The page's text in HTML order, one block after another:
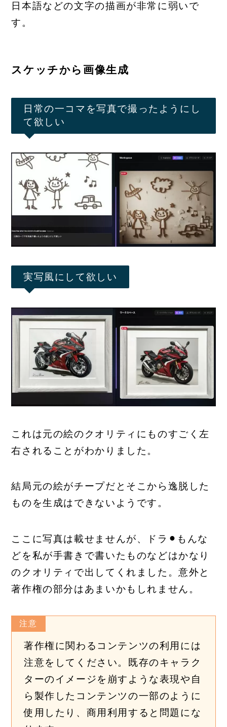
日本語などの文字の描画が非常に弱いで
す。
スケッチから画像生成
日常の一コマを写真で撮ったようにし
て欲しい
実写風にして欲しい
これは元の絵のクオリティにものすごく左
右されることがわかりました。
結局元の絵がチープだとそこから逸脱した
ものを生成はできないようです。
ここに写真は載せませんが、ドラ⚫︎もんな
どを私が手書きで書いたものなどはかなり
のクオリティで出してくれました。意外と
著作権の部分はあまいかもしれません。
注意
著作権に関わるコンテンツの利用には
注意をしてください。既存のキャラク
ターのイメージを崩すような表現や自
ら製作したコンテンツの一部のように
使用したり、商用利用すると問題にな